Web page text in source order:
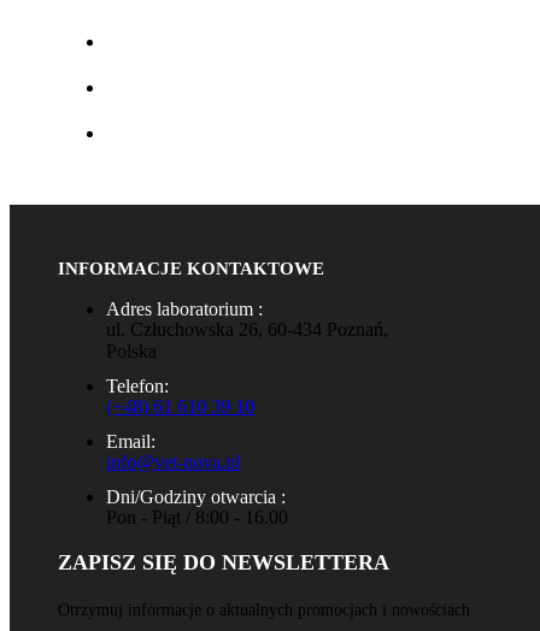
INFORMACJE KONTAKTOWE
Adres laboratorium :
ul. Człuchowska 26, 60-434 Poznań,
Polska
Telefon:
(+48) 61 610 39 10
Email:
info@vet-nova.pl
Dni/Godziny otwarcia :
Pon - Piąt / 8:00 - 16.00
ZAPISZ SIĘ DO NEWSLETTERA
Otrzymuj informacje o aktualnych promocjach i nowościach